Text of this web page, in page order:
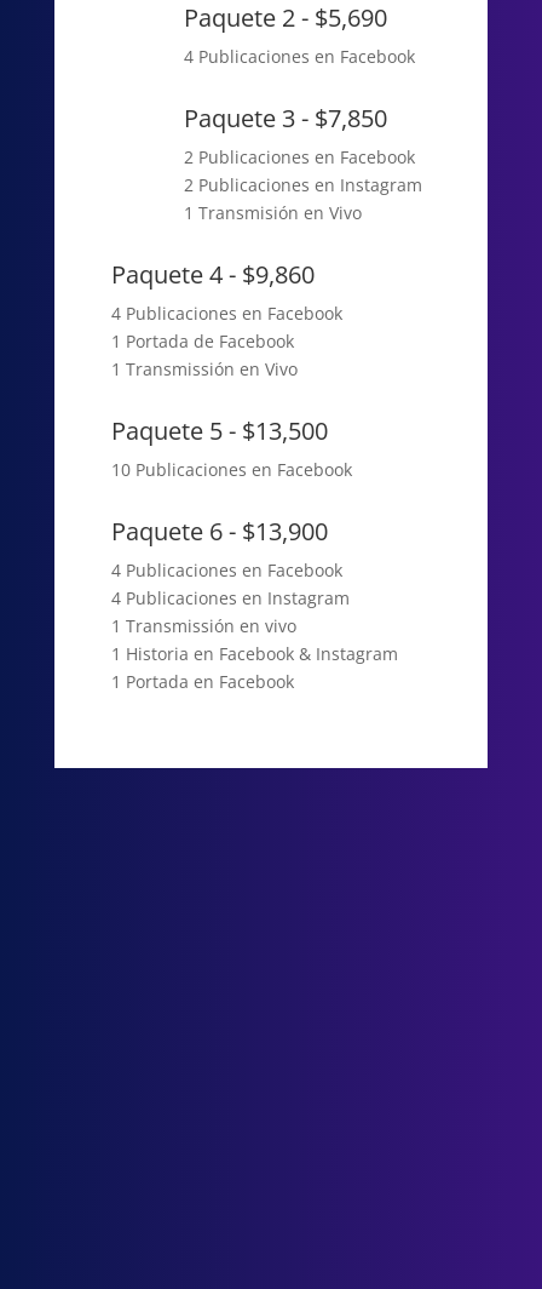
Paquete 2 - $5,690
4 Publicaciones en Facebook
Paquete 3 - $7,850
2 Publicaciones en Facebook
2 Publicaciones en Instagram
1 Transmisión en Vivo
Paquete 4 - $9,860
4 Publicaciones en Facebook
1 Portada de Facebook
1 Transmissión en Vivo
Paquete 5 - $13,500
10 Publicaciones en Facebook
Paquete 6 - $13,900
4 Publicaciones en Facebook
4 Publicaciones en Instagram
1 Transmissión en vivo
1 Historia en Facebook & Instagram
1 Portada en Facebook